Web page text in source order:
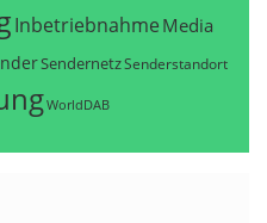
Inbetriebnahme Media
SendernetzSenderstandort
WorldDAB